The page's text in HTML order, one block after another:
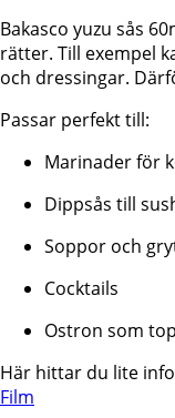
Bakasco yuzu sås
rätter. Till exempel
och dressingar.
Passar perfekt till:
Marinader för
Dippsås till
Soppor och
Cocktails
Ostron som
Här hittar du lite
Film